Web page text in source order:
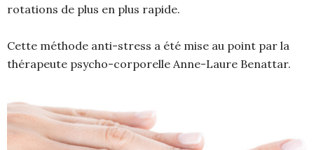
rotations de plus en plus rapide.
Cette méthode anti-stress a été mise au point par la
thérapeute psycho-corporelle Anne-Laure Benattar.